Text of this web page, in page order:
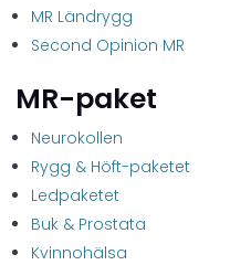
MR Ländrygg
Second Opinion MR
MR-paket
Neurokollen
Rygg & Höft-paketet
Ledpaketet
Buk & Prostata
Kvinnohälsa